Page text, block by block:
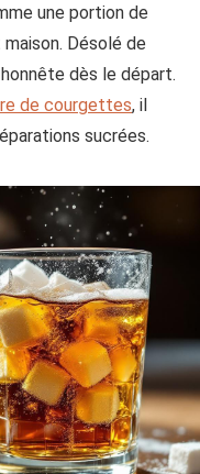
une portion de
Désolé de
dès le départ.
de courgettes, il
sucrées.